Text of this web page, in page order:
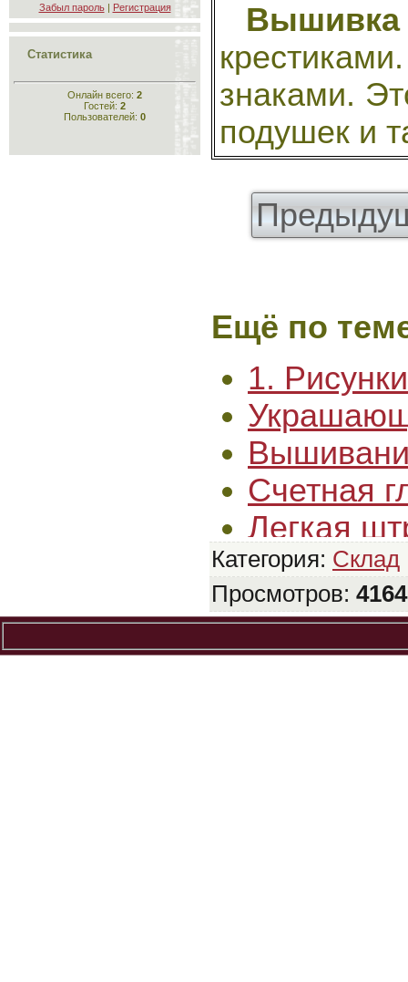
Забыл пароль| Регистрация
Статистика
Онлайн всего: 2
Гостей: 2
Пользователей: 0
знаками.
подушек и
Ещё по
1.
Счетная
Легкая
Гладь
Категория: Склад
Просмотров: 4164